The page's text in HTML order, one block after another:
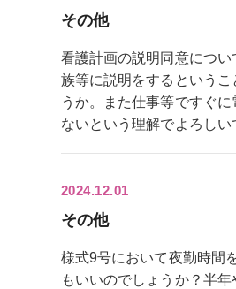
その他
看護計画の説明同意につ
族等に説明をするという
うか。また仕事等ですぐ
ないという理解でよろし
2024.12.01
その他
様式9号において夜勤時間
もいいのでしょうか？半